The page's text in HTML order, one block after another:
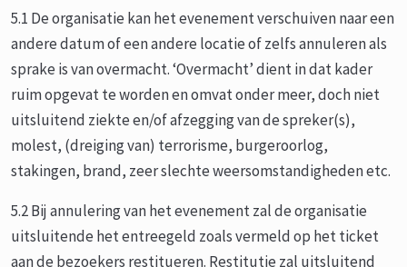
5.1 De organisatie kan het evenement verschuiven naar een
andere datum of een andere locatie of zelfs annuleren als
sprake is van overmacht. ‘Overmacht’ dient in dat kader
ruim opgevat te worden en omvat onder meer, doch niet
uitsluitend ziekte en/of afzegging van de spreker(s),
molest, (dreiging van) terrorisme, burgeroorlog,
stakingen, brand, zeer slechte weersomstandigheden etc.
5.2 Bij annulering van het evenement zal de organisatie
uitsluitende het entreegeld zoals vermeld op het ticket
aan de bezoekers restitueren. Restitutie zal uitsluitend